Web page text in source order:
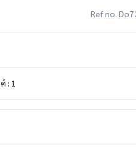
Ref no.
: 1